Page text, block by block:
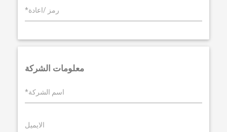
*رمز /اعادة
معلومات الشركة
*اسم الشركة
الايميل